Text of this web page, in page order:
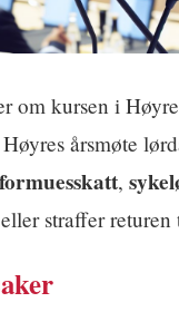
om kursen i
årsmøte
formuesskatt,
straffer